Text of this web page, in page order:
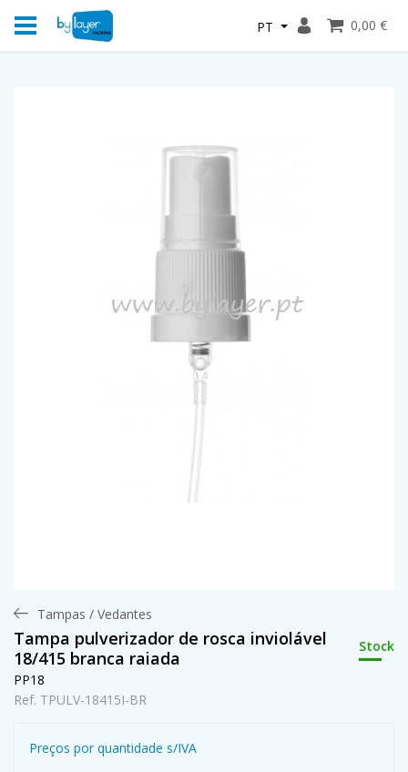
PT 0,00 €
Tampas / Vedantes
Tampa pulverizador de rosca inviolável
18/415 branca raiada
Stock
PP18
Ref. TPULV-18415I-BR
Preços por quantidade s/IVA